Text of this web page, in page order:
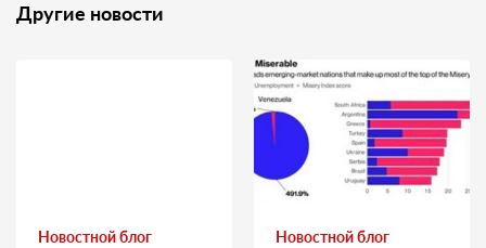
Другие новости
Новостной блог Новостной блог